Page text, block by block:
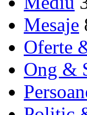
Mesaje
Oferte
Ong &